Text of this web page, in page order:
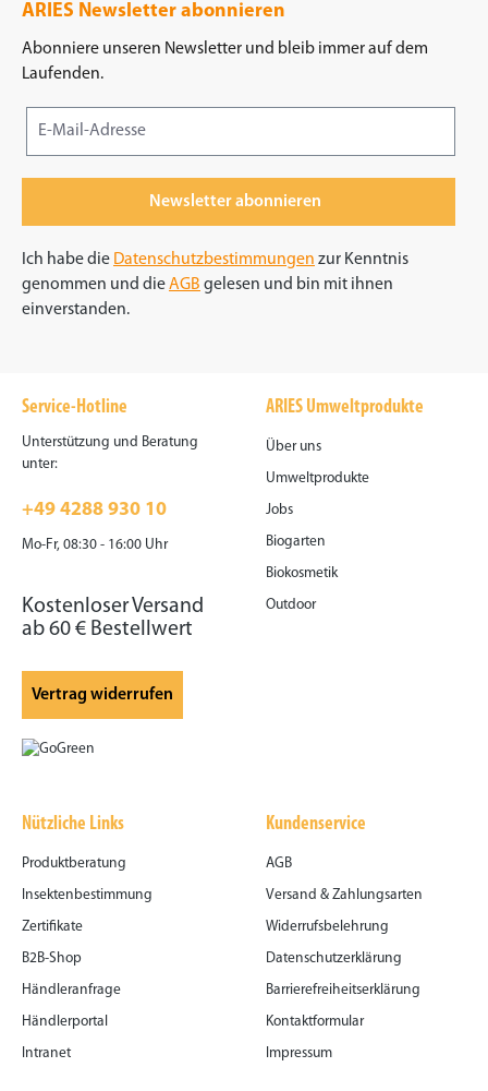
ARIES Newsletter abonnieren
Abonniere unseren Newsletter und bleib immer auf dem
Laufenden.
Newsletter abonnieren
Ich habe die Datenschutzbestimmungen zur Kenntnis
genommen und dieAGB gelesen und bin mit ihnen
einverstanden.
Service-Hotline
Unterstützung und Beratung
unter:
+49 4288 930 10
Mo-Fr, 08:30 - 16:00 Uhr
Kostenloser Versand
ab 60 € Bestellwert
Vertrag widerrufen
ARIES Umweltprodukte
Über uns
Umweltprodukte
Jobs
Biogarten
Biokosmetik
Outdoor
Nützliche Links
Produktberatung
Insektenbestimmung
Zertifikate
B2B-Shop
Händleranfrage
Händlerportal
Intranet
Kundenservice
AGB
Versand & Zahlungsarten
Widerrufsbelehrung
Datenschutzerklärung
Barrierefreiheitserklärung
Kontaktformular
Impressum